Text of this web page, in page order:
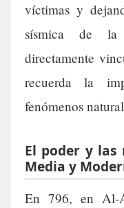
víctimas y
sísmica de
directamente
recuerda la
fenómenos
El poder y las
Media y
En 796, en Al-